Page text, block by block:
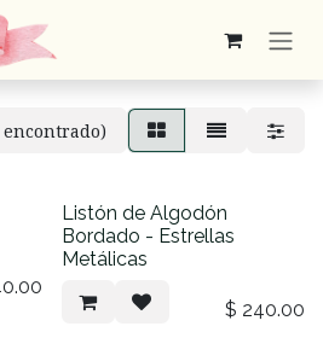
encontrado)
Listón de Algodón
Bordado - Estrellas
Metálicas
$ 240.00